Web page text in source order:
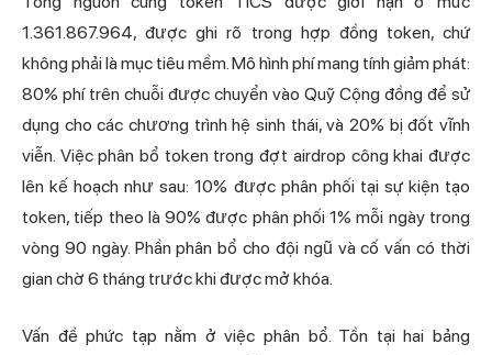
1.361.867.964, được ghi rõ trong hợp đồng token, chứ
không phải là mục tiêu mềm. Mô hình phí mang tính giảm phát:
80% phí trên chuỗi được chuyển vào Quỹ Cộng đồng để sử
dụng cho các chương trình hệ sinh thái, và 20% bị đốt vĩnh
viễn. Việc phân bổ token trong đợt airdrop công khai được
lên kế hoạch như sau: 10% được phân phối tại sự kiện tạo
token, tiếp theo là 90% được phân phối 1% mỗi ngày trong
vòng 90 ngày. Phần phân bổ cho đội ngũ và cố vấn có thời
gian chờ 6 tháng trước khi được mở khóa.
Vấn đề phức tạp nằm ở việc phân bổ. Tồn tại hai bảng